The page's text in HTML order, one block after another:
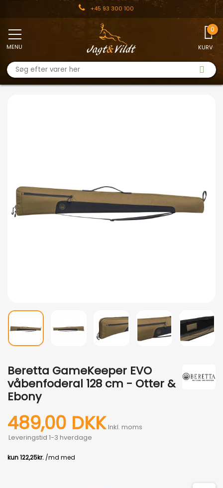
+45 93 300 100
KURV
MENU
Beretta GameKeeper EVO
våbenfoderal 128 cm - Otter &
Ebony
489,00 DKK Inkl. moms
Leveringstid 1-3 hverdage